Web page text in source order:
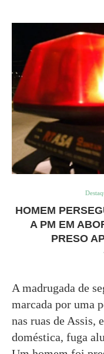
HOMEM
A PM EM
PRESO
A madrugada de
marcada por uma
nas ruas de Assis,
doméstica, fuga